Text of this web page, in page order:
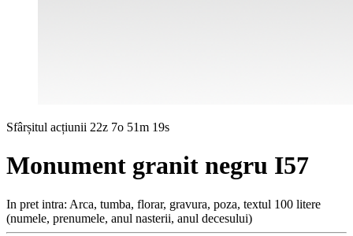
Sfârșitul acțiunii 22z 7o 51m 17s
Monument granit negru I57
In pret intra: Arca, tumba, florar, gravura, poza, textul 100 litere
(numele, prenumele, anul nasterii, anul decesului)